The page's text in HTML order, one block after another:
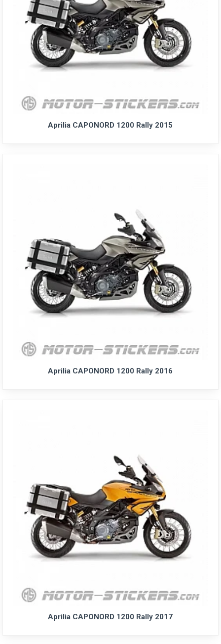
Aprilia CAPONORD 1200 Rally 2015
Aprilia CAPONORD 1200 Rally 2016
Aprilia CAPONORD 1200 Rally 2017